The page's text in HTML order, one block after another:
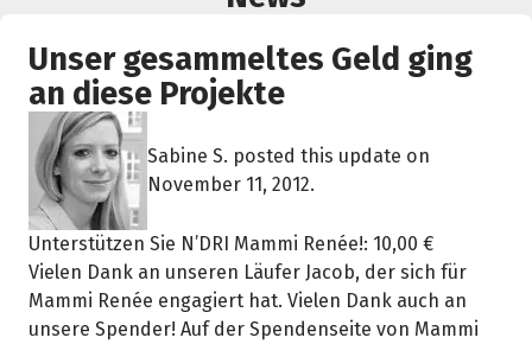
Unser gesammeltes Geld ging
an diese Projekte
Sabine S. posted this update on
November 11, 2012.
Unterstützen Sie N’DRI Mammi Renée!: 10,00 €
Vielen Dank an unseren Läufer Jacob, der sich für
Mammi Renée engagiert hat. Vielen Dank auch an
unsere Spender! Auf der Spendenseite von Mammi